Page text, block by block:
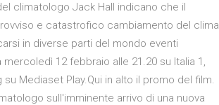
climatologo Jack Hall indicano che il
e catastrofico cambiamento del clima
in diverse parti del mondo eventi
12 febbraio alle 21.20 su Italia 1,
Mediaset Play.Qui in alto il promo del film.
sull'imminente arrivo di una nuova